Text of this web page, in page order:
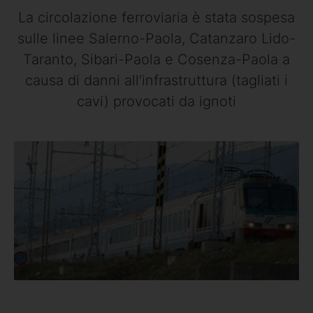
La circolazione ferroviaria è stata sospesa
sulle linee Salerno-Paola, Catanzaro Lido-
Taranto, Sibari-Paola e Cosenza-Paola a
causa di danni all’infrastruttura (tagliati i
cavi) provocati da ignoti